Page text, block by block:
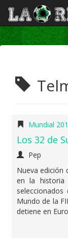
Mundial
Los 32 de
Pep
Nueva edición
en la
Mundo de la
detiene en